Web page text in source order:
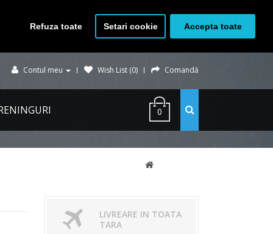
Refuza toate Setari cookie Accepta toate
Contul meu Wish List (0) Comandă
0
LIVREARE IN TOATA
TARA